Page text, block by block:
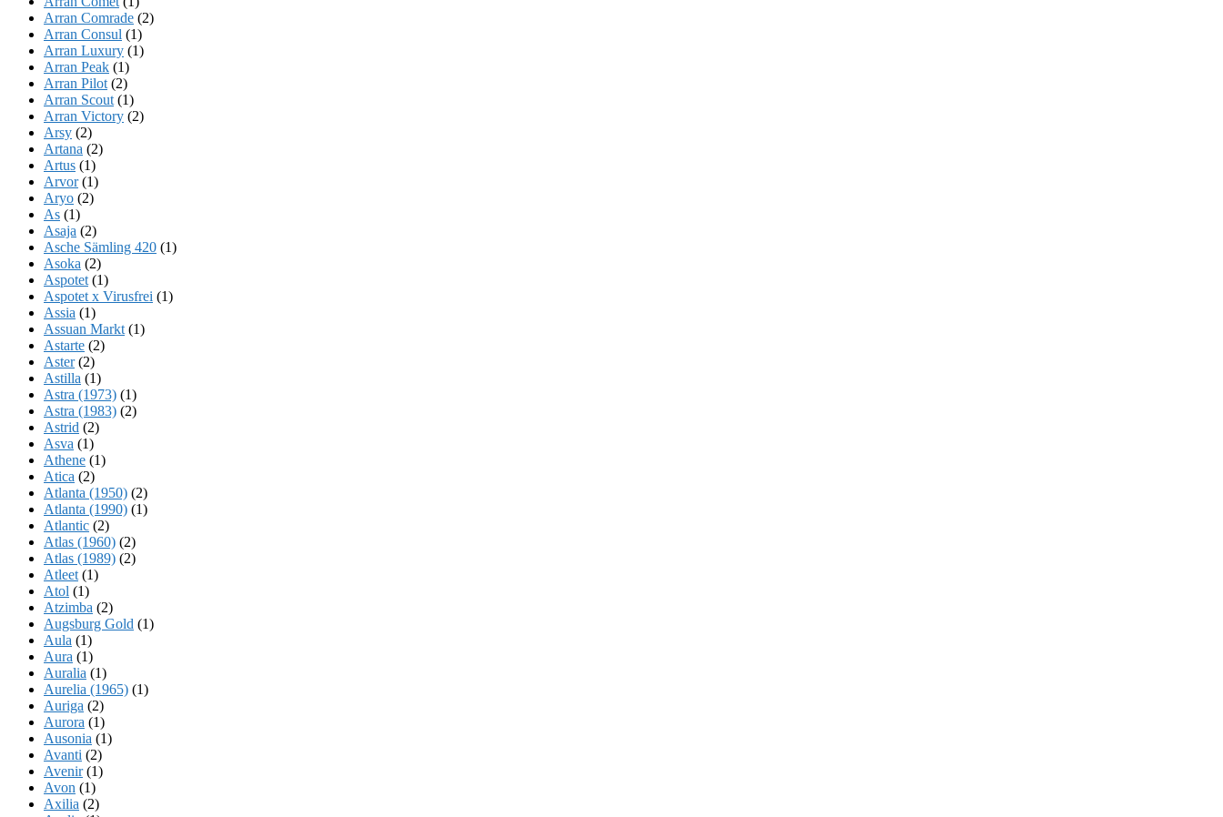
Arran Comrade (2)
Arran Consul (1)
Arran Luxury (1)
Arran Peak (1)
Arran Pilot (2)
Arran Scout (1)
Arran Victory (2)
Arsy (2)
Artana (2)
Artus (1)
Arvor(1)
Aryo (2)
As (1)
Asaja (2)
Asche Sämling 420 (1)
Asoka (2)
Aspotet (1)
Aspotet x Virusfrei (1)
Assia (1)
Assuan Markt (1)
Astarte (2)
Aster(2)
Astilla (1)
Astra (1973) (1)
Astra (1983) (2)
Astrid (2)
Asva (1)
Athene (1)
Atica (2)
Atlanta (1950) (2)
Atlanta (1990) (1)
Atlantic (2)
Atlas (1960) (2)
Atlas (1989) (2)
Atleet (1)
Atol (1)
Atzimba (2)
Augsburg Gold (1)
Aula (1)
Aura (1)
Auralia (1)
Aurelia (1965) (1)
Auriga (2)
Aurora (1)
Ausonia (1)
Avanti (2)
Avenir(1)
Avon (1)
Axilia (2)